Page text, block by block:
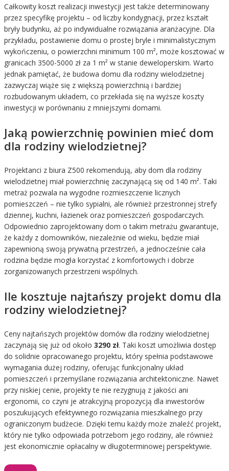
Całkowity koszt realizacji inwestycji jest także determinowany
przez specyfikę projektu – od liczby kondygnacji, przez kształt
bryły budynku, aż po indywidualne rozwiązania aranżacyjne. Dla
przykładu, postawienie domu o prostej bryle i minimalistycznym
wykończeniu, o powierzchni minimum 100 m², może kosztować w
granicach 3500-5000 zł za 1 m² w stanie deweloperskim. Warto
jednak pamiętać, że budowa domu dla rodziny wielodzietnej
zazwyczaj wiąże się z większą powierzchnią i bardziej
rozbudowanym układem, co przekłada się na wyższe koszty
inwestycji w porównaniu z mniejszymi domami.
Jaką powierzchnię powinien mieć dom
dla rodziny wielodzietnej?
Projektanci z biura Z500 rekomendują, aby dom dla rodziny
wielodzietnej miał powierzchnię zaczynającą się od 140 m². Taki
metraż pozwala na wygodne rozmieszczenie licznych
pomieszczeń – nie tylko sypialni, ale również przestronnej strefy
dziennej, kuchni, łazienek oraz pomieszczeń gospodarczych.
Odpowiednio zaprojektowany dom o takim metrażu gwarantuje,
że każdy z domowników, niezależnie od wieku, będzie miał
zapewnioną swoją prywatną przestrzeń, a jednocześnie cała
rodzina będzie mogła korzystać z komfortowych i dobrze
zorganizowanych przestrzeni wspólnych.
Ile kosztuje najtańszy projekt domu dla
rodziny wielodzietnej?
Ceny najtańszych projektów domów dla rodziny wielodzietnej
zaczynają się już od około 3290 zł. Taki koszt umożliwia dostęp
do solidnie opracowanego projektu, który spełnia podstawowe
wymagania dużej rodziny, oferując funkcjonalny układ
pomieszczeń i przemyślane rozwiązania architektoniczne. Nawet
przy niskiej cenie, projekty te nie rezygnują z jakości ani
ergonomii, co czyni je atrakcyjną propozycją dla inwestorów
poszukujących efektywnego rozwiązania mieszkalnego przy
ograniczonym budżecie. Dzięki temu każdy może znaleźć projekt,
który nie tylko odpowiada potrzebom jego rodziny, ale również
jest ekonomicznie opłacalny w długoterminowej perspektywie.